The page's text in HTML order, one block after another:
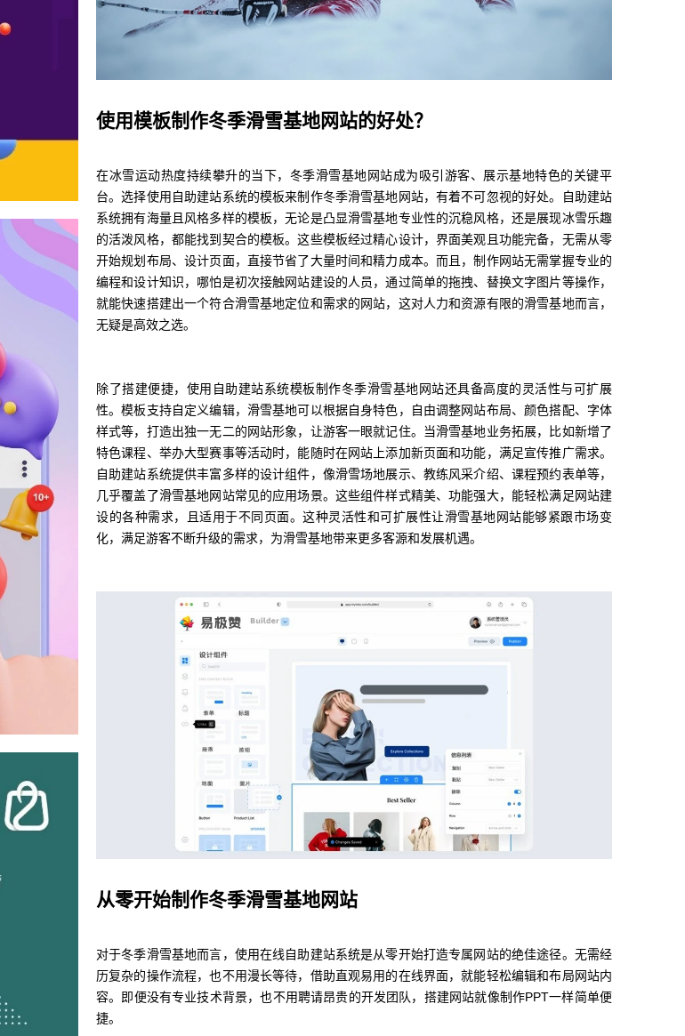
使用模板制作冬季滑雪基地网站的好处？
在冰雪运动热度持续攀升的当下，冬季滑雪基地网站成为吸引游客、展示基地特色的关键平
台。选择使用自助建站系统的模板来制作冬季滑雪基地网站，有着不可忽视的好处。自助建站
系统拥有海量且风格多样的模板，无论是凸显滑雪基地专业性的沉稳风格，还是展现冰雪乐趣
的活泼风格，都能找到契合的模板。这些模板经过精心设计，界面美观且功能完备，无需从零
开始规划布局、设计页面，直接节省了大量时间和精力成本。而且，制作网站无需掌握专业的
编程和设计知识，哪怕是初次接触网站建设的人员，通过简单的拖拽、替换文字图片等操作，
就能快速搭建出一个符合滑雪基地定位和需求的网站，这对人力和资源有限的滑雪基地而言，
无疑是高效之选。
除了搭建便捷，使用自助建站系统模板制作冬季滑雪基地网站还具备高度的灵活性与可扩展
性。模板支持自定义编辑，滑雪基地可以根据自身特色，自由调整网站布局、颜色搭配、字体
样式等，打造出独一无二的网站形象，让游客一眼就记住。当滑雪基地业务拓展，比如新增了
特色课程、举办大型赛事等活动时，能随时在网站上添加新页面和功能，满足宣传推广需求。
自助建站系统提供丰富多样的设计组件，像滑雪场地展示、教练风采介绍、课程预约表单等，
几乎覆盖了滑雪基地网站常见的应用场景。这些组件样式精美、功能强大，能轻松满足网站建
设的各种需求，且适用于不同页面。这种灵活性和可扩展性让滑雪基地网站能够紧跟市场变
化，满足游客不断升级的需求，为滑雪基地带来更多客源和发展机遇。
从零开始制作冬季滑雪基地网站
对于冬季滑雪基地而言，使用在线自助建站系统是从零开始打造专属网站的绝佳途径。无需经
历复杂的操作流程，也不用漫长等待，借助直观易用的在线界面，就能轻松编辑和布局网站内
容。即便没有专业技术背景，也不用聘请昂贵的开发团队，搭建网站就像制作PPT一样简单便
捷。